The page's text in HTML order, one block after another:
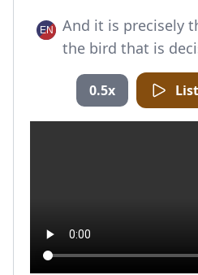
And it is precisely
the bird that is
0.5x